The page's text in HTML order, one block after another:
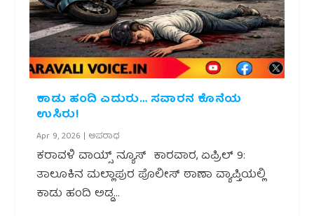
ಕಾಡು ಹಂದಿ ಎದುರು… ಸವಾರನ ಕೊನೆಯ
ಉಸಿರು!
Apr 9, 2026 | ಅಪರಾಧ
ಕರಾವಳಿ ವಾಯ್ಸ್ ನ್ಯೂಸ್ ಕಾರವಾರ, ಏಪ್ರಿಲ್ 9:
ತಾಲೂಕಿನ ಮಲ್ಲಾಪುರ ಪೊಲೀಸ್ ಠಾಣಾ ವ್ಯಾಪ್ತಿಯಲ್ಲಿ
ಕಾಡು ಹಂದಿ ಅಡ್ಡ...